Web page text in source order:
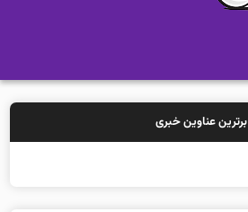
برترین عناوین خبری